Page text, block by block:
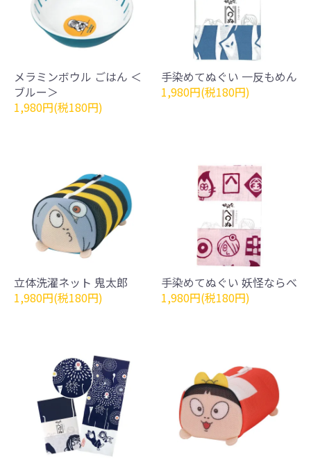
メラミンボウル ごはん ＜
ブルー＞
1,980円(税180円)
手染めてぬぐい 一反もめん
1,980円(税180円)
立体洗濯ネット 鬼太郎
1,980円(税180円)
手染めてぬぐい 妖怪ならべ
1,980円(税180円)